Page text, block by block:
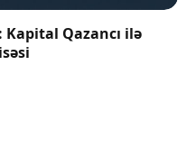
Kapital Qazancı ilə